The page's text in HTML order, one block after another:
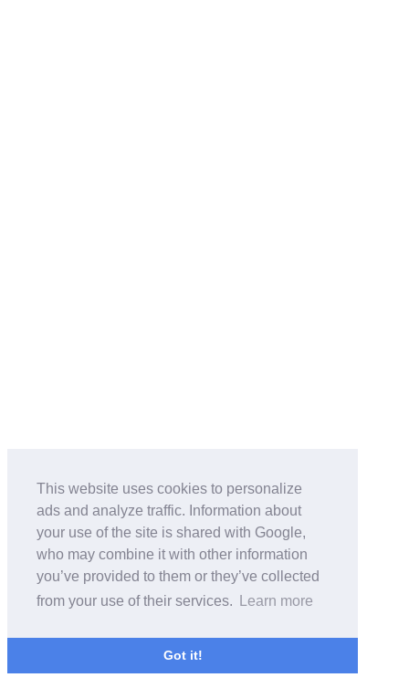
This website uses cookies to personalize
ads and analyze traffic. Information about
your use of the site is shared with Google,
who may combine it with other information
you’ve provided to them or they’ve collected
from your use of their services.
Learn more
Got it!